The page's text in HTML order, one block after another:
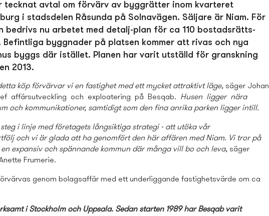
tecknat avtal om förvärv av byggrätter inom kvarteret
i stadsdelen Råsunda på Solnavägen. Säljare är Niam. För
bedrivs nu arbetet med detalj-plan för ca 110 bostads­rätts­
Befintliga byggnader på platsen kommer att rivas och nya
byggs där istället. Planen har varit utställd för granskning
2013.
köp förvärvar vi en fastighet med ett mycket attraktivt läge,säger Johan
affärsutveckling och exploatering på Besqab. Husen ligger nära
och kommunikationer, samtidigt som den fina anrika parken ligger intill.
i linje med företagets långsiktiga strategi - att utöka vår
och vi är glada att ha genomfört den här affären med Niam. Vi tror på
expansiv och spännande kommun där många vill bo och leva, säger
Frumerie.
genom bolagsaffär med ett underliggande fastighets­värde om ca
i Stockholm och Uppsala. Sedan starten 1989 har Besqab varit